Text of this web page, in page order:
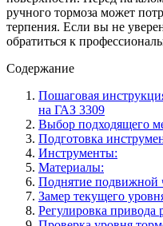
ручного тормоза может
терпения. Если вы не
обратиться к
Содержание
Пошаговая
на ГАЗ 3309
Выбор подходящего
Подготовка
Инструменты:
Материалы:
Поднятие подвижной
Замер текущего
Регулировка привода